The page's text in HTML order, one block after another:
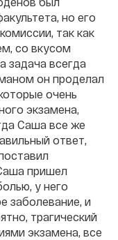
но его
так как
со вкусом
задача всегда
он проделал
очень
экзамена,
Саша все же
ответ,
пришел
у него
заболевание, и
трагический
экзамена, все